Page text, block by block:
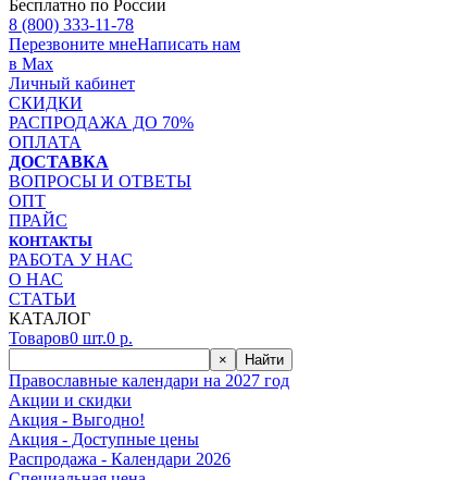
Бесплатно по России
8 (800) 333-11-78
Перезвоните мнеНаписать нам
в Max
Личный кабинет
СКИДКИ
РАСПРОДАЖА ДО 70%
ОПЛАТА
ДОСТАВКА
ВОПРОСЫ И ОТВЕТЫ
ОПТ
ПРАЙС
КОНТАКТЫ
РАБОТА У НАС
О НАС
СТАТЬИ
КАТАЛОГ
Товаров0 шт.0 р.
× Найти
Православные календари на 2027 год
Акции и скидки
Акция - Выгодно!
Акция - Доступные цены
Распродажа - Календари 2026